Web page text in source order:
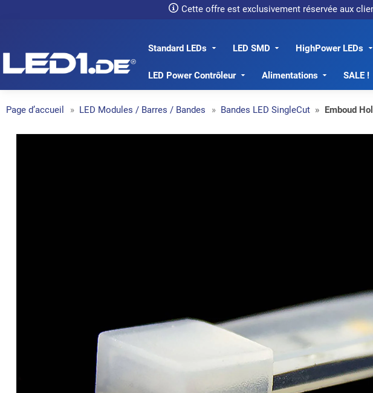
Cette offre est exclusivement réservée aux
LED1.de® - Fachhandel
Standard LEDs LED SMD HighPower LEDs
LED Power Contrôleur Alimentations SALE !
Page d’accueil LED Modules / Barres / Bandes Bandes LED SingleCut Emboud